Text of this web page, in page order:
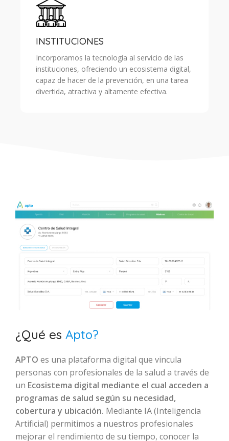
INSTITUCIONES
Incorporamos la tecnología al servicio de las
instituciones, ofreciendo un ecosistema digital,
capaz de hacer de la prevención, en una tarea
divertida, atractiva y altamente efectiva.
¿Qué es Apto?
APTO es una plataforma digital que vincula
personas con profesionales de la salud a través de
un Ecosistema digital mediante el cual acceden a
programas de salud según su necesidad,
cobertura y ubicación. Mediante IA (Inteligencia
Artificial) permitimos a nuestros profesionales
mejorar el rendimiento de su tiempo, conocer la